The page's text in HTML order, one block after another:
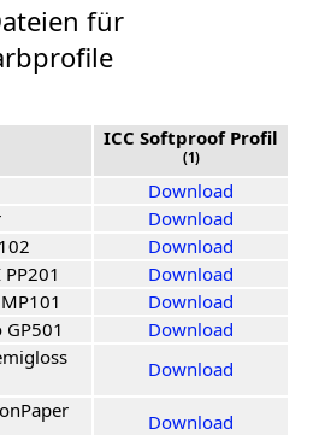
für
ICC Softproof Profil
(1)
Download
Download
Download
Download
Download
Download
Download
Download